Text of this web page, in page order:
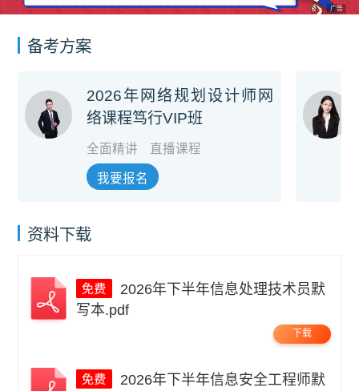
广告
备考方案
2026年网络规划设计师网
络课程笃行VIP班
全面精讲 直播课程
我要报名
资料下载
写本.pdf
下载